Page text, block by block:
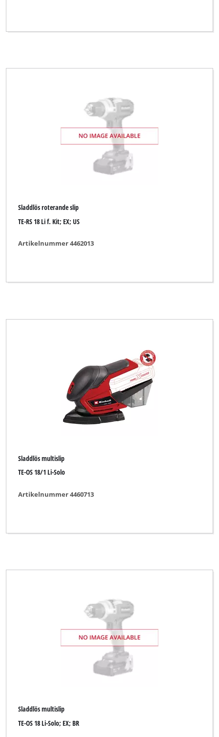
Sladdlös roterande slip
TE-RS 18 Li f. Kit; EX; US
Artikelnummer 4462013
Sladdlös multislip
TE-OS 18/1 Li-Solo
Artikelnummer 4460713
Sladdlös multislip
TE-OS 18 Li-Solo; EX; BR